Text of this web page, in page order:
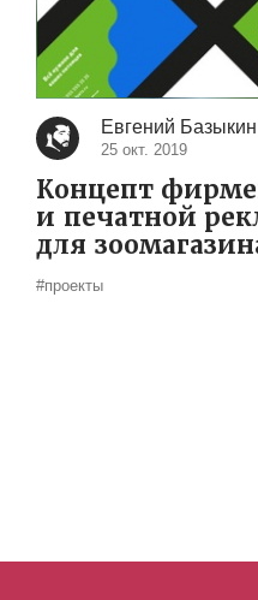
Евгений Базыкин
25 окт. 2019
Концепт
и печатной
для
#проекты